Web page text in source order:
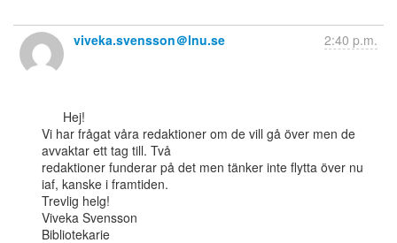
viveka.svensson＠lnu.se 2:40 p.m.
Vi har frågat våra redaktioner om de vill gå över men de
avvaktar ett tag till. Två
redaktioner funderar på det men tänker inte flytta över nu
iaf, kanske i framtiden.
Trevlig helg!
Viveka Svensson
Bibliotekarie